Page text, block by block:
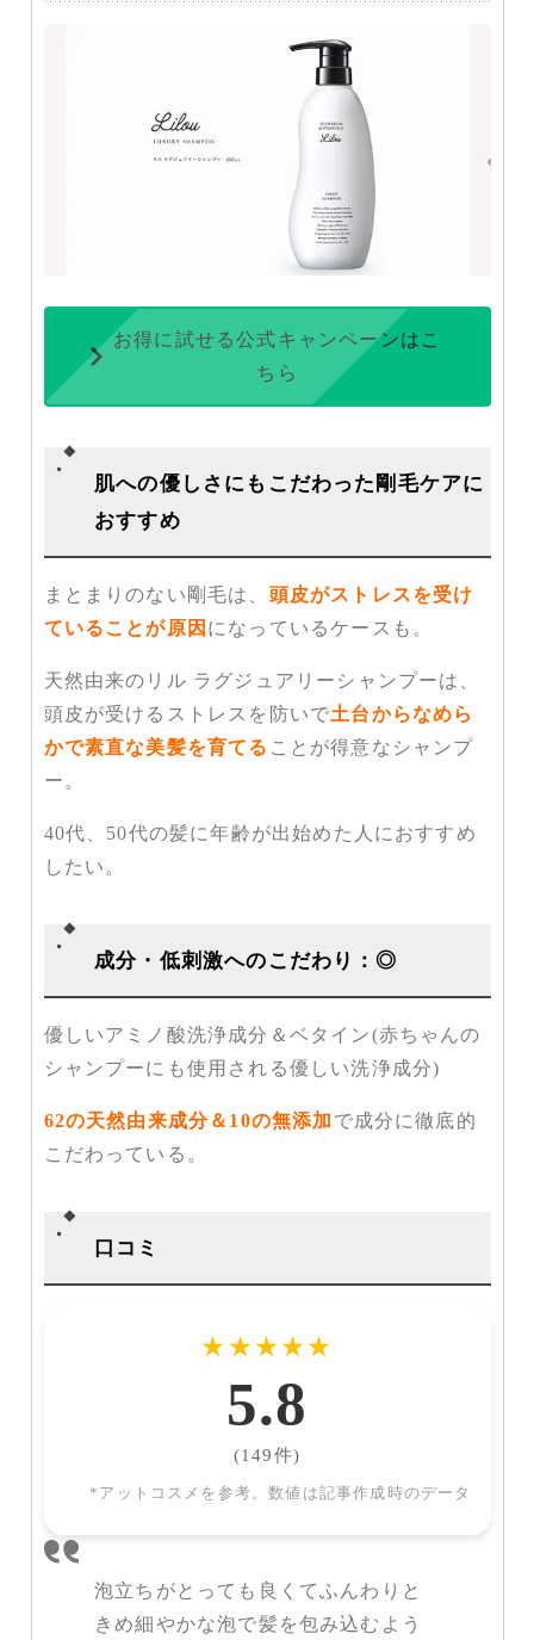
お得に試せる公式キャンペーンはこ
ちら
肌への優しさにもこだわった剛毛ケアに
おすすめ
まとまりのない剛毛は、 頭皮がストレスを受け
ていることが原因 になっているケースも。
天然由来のリル ラグジュアリーシャンプーは、
頭皮が受けるストレスを防いで土台からなめら
かで素直な美髪を育てる ことが得意なシャンプ
ー。
40代、50代の髪に年齢が出始めた人におすすめ
したい。
成分・低刺激へのこだわり：◎
優しいアミノ酸洗浄成分＆ベタイン(赤ちゃんの
シャンプーにも使用される優しい洗浄成分)
62の天然由来成分＆10の無添加 で成分に徹底的
こだわっている。
口コミ
★★★★★
5.8
(149件)
*アットコスメを参考。数値は記事作成時のデータ
泡立ちがとっても良くてふんわりと
きめ細やかな泡で髪を包み込むよう